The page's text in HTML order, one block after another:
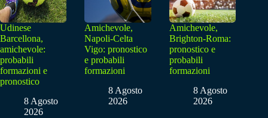
Udinese
Barcellona,
amichevole:
probabili
formazioni e
pronostico
8 Agosto
2026
Amichevole,
Napoli-Celta
Vigo: pronostico
e probabili
formazioni
8 Agosto
2026
Amichevole,
Brighton-Roma:
pronostico e
probabili
formazioni
8 Agosto
2026